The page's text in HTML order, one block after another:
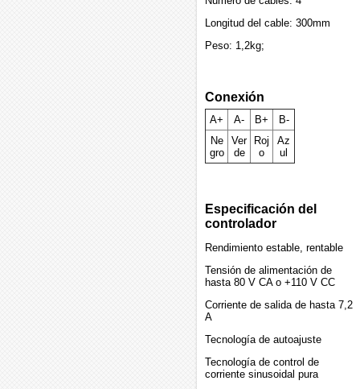
Longitud del cable: 300mm
Peso: 1,2kg;
Conexión
A+ A- B+
B-
Ne
gro
Ver
de
Roj
o
Az
ul
Especificación del
controlador
Rendimiento estable, rentable
Tensión de alimentación de
hasta 80 V CA o +110 V CC
Corriente de salida de hasta 7,2
A
Tecnología de autoajuste
Tecnología de control de
corriente sinusoidal pura